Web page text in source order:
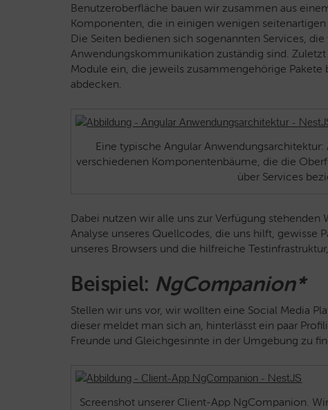
Benutzeroberfläche bauen wir zusammen aus
Komponenten, die in einigen wenigen
Die Seiten bedienen sich sogenannten Services,
Anwendungskommunikation zuständig sind.
Module ein, die jeweils zusammengehörige
abdecken.
Eine typische Angular
verschiedenen Komponentenbäume, die die
über Services
Dabei nutzen wir alle uns zur Verfügung stehenden
Analyse unseres Quellcodes, die uns hilft, gewisse
unseres Browsers und die hilfreiche
Beispiel: NgCompanion*
Stellen wir uns vor, wir wollten eine Social Media
dieser meldet man sich an, hinterlässt ein paar
Freunde und Gleichgesinnte in der Umgebung zu
Screenshot unserer Client-App NgCompanion.